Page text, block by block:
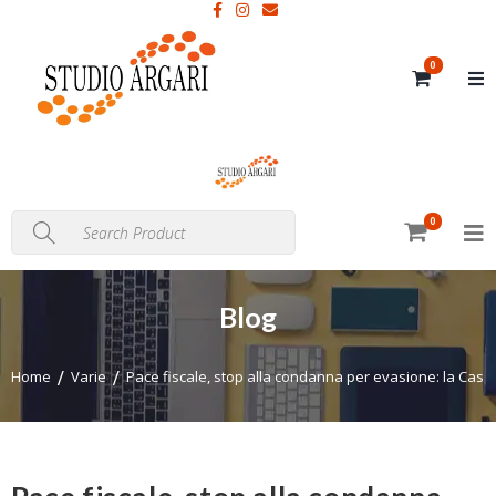
0
0
Blog
Home Varie Pace fiscale, stop alla condanna per evasione: la